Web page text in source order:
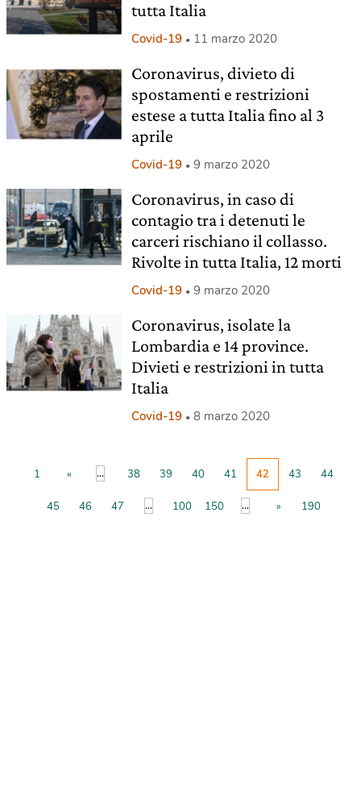
tutta Italia
Covid-19 11 marzo 2020
Coronavirus, divieto di
spostamenti e restrizioni
estese a tutta Italia fino al 3
aprile
Covid-19 9 marzo 2020
Coronavirus, in caso di
contagio tra i detenuti le
carceri rischiano il collasso.
Rivolte in tutta Italia, 12 morti
Covid-19 9 marzo 2020
Coronavirus, isolate la
Lombardia e 14 province.
Divieti e restrizioni in tutta
Italia
Covid-19 8 marzo 2020
1 « ... 38 39 40 41 42 43 44
45 46 47 ... 100 150 ... » 190